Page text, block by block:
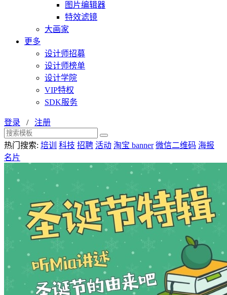
图片编辑器
特效滤镜
大画家
更多
设计师招募
设计师榜单
设计学院
VIP特权
SDK服务
登录 / 注册
热门搜索: 培训 科技 招聘 活动 淘宝 banner 微信二维码 海报
名片